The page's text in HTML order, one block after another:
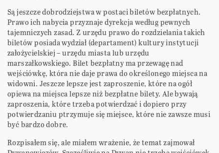
Są jeszcze dobrodziejstwa w postaci biletów bezpłatnych.
Prawo ich nabycia przyznaje dyrekcja według pewnych
tajemniczych zasad. Z urzędu prawo do rozdzielania takich
biletów posiada wydział (departament) kultury instytucji
założycielskiej – urzędu miasta lub urzędu
marszałkowskiego. Bilet bezpłatny ma przewagę nad
wejściówkę, która nie daje prawa do określonego miejsca na
widowni. Jeszcze lepsze jest zaproszenie, które na ogół
opiewa na miejsca lepsze niż bezpłatne bilety. Ale bywają
zaproszenia, które trzeba potwierdzać i dopiero przy
potwierdzaniu ptrzymuje się miejsce, które nie zawsze musi
być bardzo dobre.
Rozpisałem się, ale miałem wrażenie, że temat zajmował